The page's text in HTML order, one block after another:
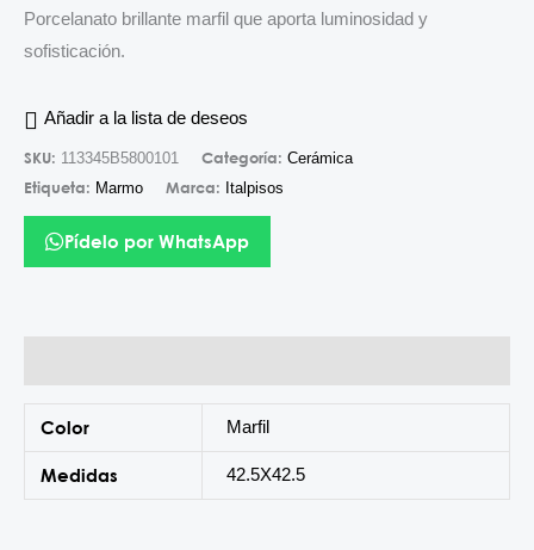
Porcelanato brillante marfil que aporta luminosidad y
sofisticación.
Añadir a la lista de deseos
SKU: 113345B5800101 Categoría: Cerámica
Etiqueta: Marmo Marca: Italpisos
Pídelo por WhatsApp
Color Marfil
Medidas 42.5X42.5